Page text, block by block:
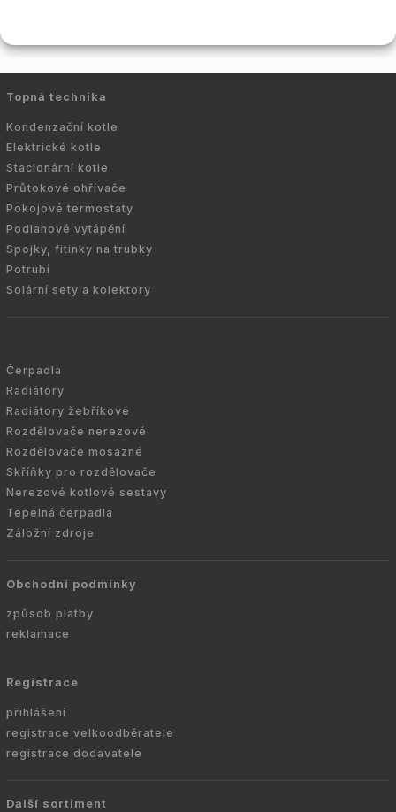
Topná technika
Kondenzační kotle
Elektrické kotle
Stacionární kotle
Průtokové ohřívače
Pokojové termostaty
Podlahové vytápění
Spojky, fitinky na trubky
Potrubí
Solární sety a kolektory
Čerpadla
Radiátory
Radiátory žebříkové
Rozdělovače nerezové
Rozdělovače mosazné
Skříňky pro rozdělovače
Nerezové kotlové sestavy
Tepelná čerpadla
Záložní zdroje
Obchodní podmínky
způsob platby
reklamace
Registrace
přihlášení
registrace velkoodběratele
registrace dodavatele
Další sortiment